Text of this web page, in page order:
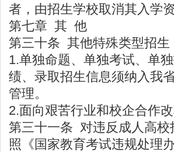
者，由招生学校取消其入学
第七章 其 他
第三十条 其他特殊类型招生
1.单独命题、单独考试、单
绩、录取招生信息须纳入我
管理。
2.面向艰苦行业和校企合作
第三十一条 对违反成人高
照《国家教育考试违规处理